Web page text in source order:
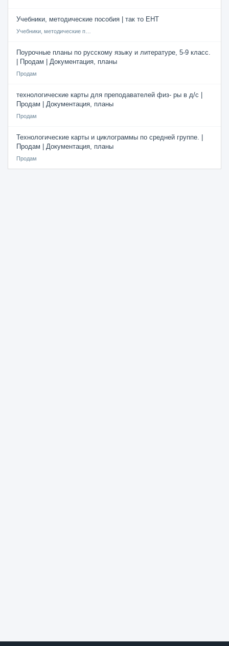
Учебники, методические пособия | так то ЕНТ
Поурочные планы по русскому языку и литературе, 5-9 класс.
| Продам | Документация, планы
Продам
технологические карты для преподавателей физ- ры в д/с |
Продам | Документация, планы
Продам
Технологические карты и циклограммы по средней группе. |
Продам | Документация, планы
Продам